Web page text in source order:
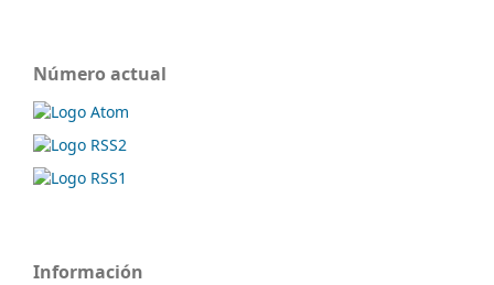
Número actual
Información